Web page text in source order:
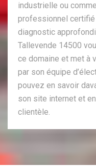
industrielle ou
professionnel certifié
diagnostic
Tallevende 14500
ce domaine et met à
par son équipe
pouvez en savoir
son site internet et
clientèle.